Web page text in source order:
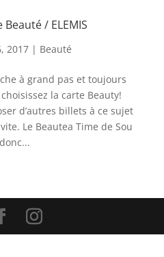
/ ELEMIS
2017| Beauté
à grand pas et toujours
la carte Beauty!
d’autres billets à ce sujet
Le Beautea Time de Sou